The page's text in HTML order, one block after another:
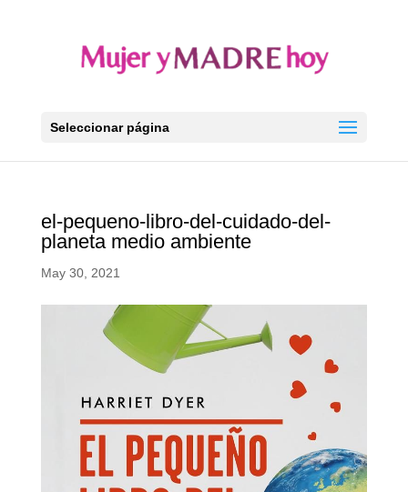
Seleccionar página
el-pequeno-libro-del-cuidado-del-
planeta medio ambiente
May 30, 2021